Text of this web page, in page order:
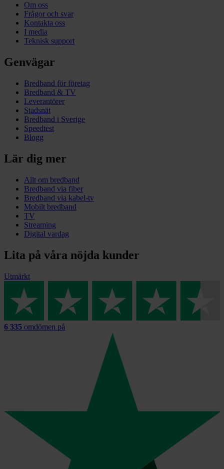
Om oss
Frågor och svar
Kontakta oss
I media
Teknisk support
Genvägar
Bredband för företag
Bredband & TV
Leverantörer
Stadsnät
Bredband i Sverige
Speedtest
Blogg
Lär dig mer
Allt om bredband
Bredband via fiber
Bredband via kabel-tv
Mobilt bredband
TV
Streaming
Digital vardag
Lita på våra nöjda kunder
Utmärkt
6 335 omdömen på